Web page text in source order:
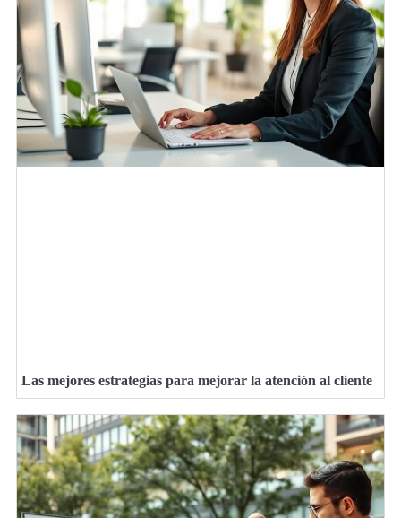
Las mejores estrategias para mejorar la atención al cliente